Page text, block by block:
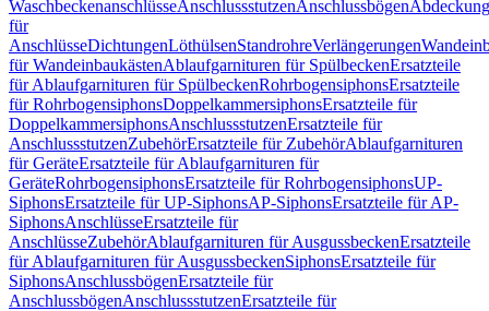
WaschbeckenanschlüsseAnschlussstutzenAnschlussbögen
für
AnschlüsseDichtungenLöthülsenStandrohreVerlängerungen
für WandeinbaukästenAblaufgarnituren für SpülbeckenErsatzteile
für Ablaufgarnituren für SpülbeckenRohrbogensiphonsErsatzteile
für RohrbogensiphonsDoppelkammersiphonsErsatzteile für
DoppelkammersiphonsAnschlussstutzenErsatzteile für
AnschlussstutzenZubehörErsatzteile für ZubehörAblaufgarnituren
für GeräteErsatzteile für Ablaufgarnituren für
GeräteRohrbogensiphonsErsatzteile für RohrbogensiphonsUP-
SiphonsErsatzteile für UP-SiphonsAP-SiphonsErsatzteile für AP-
SiphonsAnschlüsseErsatzteile für
AnschlüsseZubehörAblaufgarnituren für AusgussbeckenErsatzteile
für Ablaufgarnituren für AusgussbeckenSiphonsErsatzteile für
SiphonsAnschlussbögenErsatzteile für
AnschlussbögenAnschlussstutzenErsatzteile für